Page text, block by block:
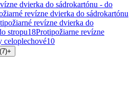
dvierka do sádrokartónu - do
revízne dvierka do sádrokartónu
revízne dvierka do
stropu18Protipožiarne revízne
celoplechové10
+